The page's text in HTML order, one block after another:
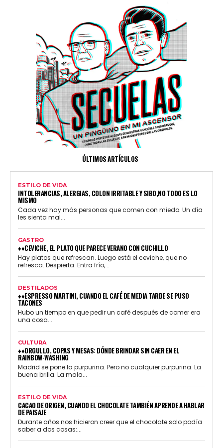
ÚLTIMOS ARTÍCULOS
ESTILO DE VIDA
INTOLERANCIAS, ALERGIAS, COLON IRRITABLE Y SIBO,NO TODO ES LO
MISMO
Cada vez hay más personas que comen con miedo. Un día
les sienta mal...
GASTRO
♦♦CEVICHE, EL PLATO QUE PARECE VERANO CON CUCHILLO
Hay platos que refrescan. Luego está el ceviche, que no
refresca. Despierta. Entra frío,...
DESTILADOS
♦♦ESPRESSO MARTINI, CUANDO EL CAFÉ DE MEDIA TARDE SE PUSO
TACONES
Hubo un tiempo en que pedir un café después de comer era
una cosa...
CULTURA
♦♦ORGULLO, COPAS Y MESAS: DÓNDE BRINDAR SIN CAER EN EL
RAINBOW-WASHING
Madrid se pone la purpurina. Pero no cualquier purpurina. La
buena brilla. La mala...
ESTILO DE VIDA
CACAO DE ORIGEN, CUANDO EL CHOCOLATE TAMBIÉN APRENDE A HABLAR
DE PAISAJE
Durante años nos hicieron creer que el chocolate solo podía
saber a dos cosas:...